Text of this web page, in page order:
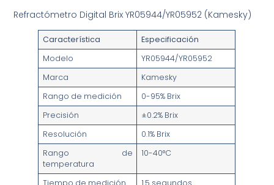
Refractómetro Digital Brix YR05944/YR05952 (Kamesky)
Característica
Especificación
Modelo
YR05944/YR05952
Marca
Kamesky
Rango de medición
0-95% Brix
Precisión
±0.2% Brix
Resolución
0.1% Brix
Rango de
temperatura
10-40°C